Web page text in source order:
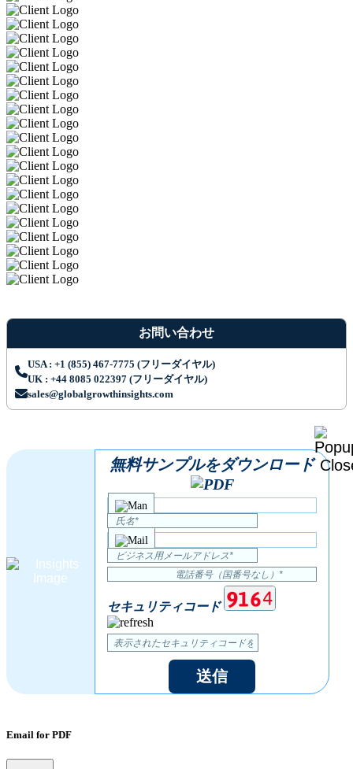
お問い合わせ
USA : +1 (855) 467-7775 (フリーダイヤル)
UK : +44 8085 022397 (フリーダイヤル)
sales@globalgrowthinsights.com
無料サンプルをダウンロード
セキュリティコード
送信
Email for PDF